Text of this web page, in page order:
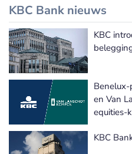
KBC Bank nieuws
KBC
Benelux-
en Van
equities-
KBC